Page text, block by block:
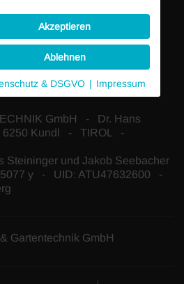
17:00, Sa geschlossen
im April, Mai und Juni:
18:00, Sa 08:00-12:00
GmbH - Dr. Hans
6250 Kundl - TIROL -
Steininger und Jakob Seebacher
y - UID: ATU47632600 -
Gartentechnik GmbH
Akzeptieren
Ablehnen
& DSGVO | Impressum